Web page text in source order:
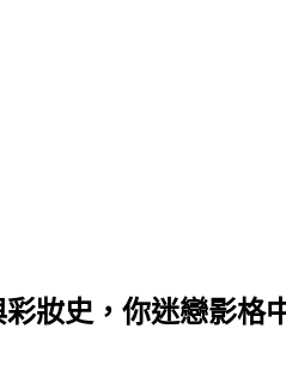
妝史，你迷戀影